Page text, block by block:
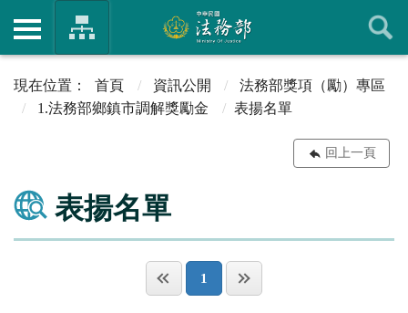
首頁 資訊公開
法務部獎項（勵）專區
1.法務部鄉鎮市調解獎勵金
表揚名單
回上一頁
表揚名單
1